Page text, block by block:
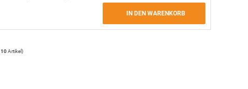
IN DEN WARENKORB
10Artikel)